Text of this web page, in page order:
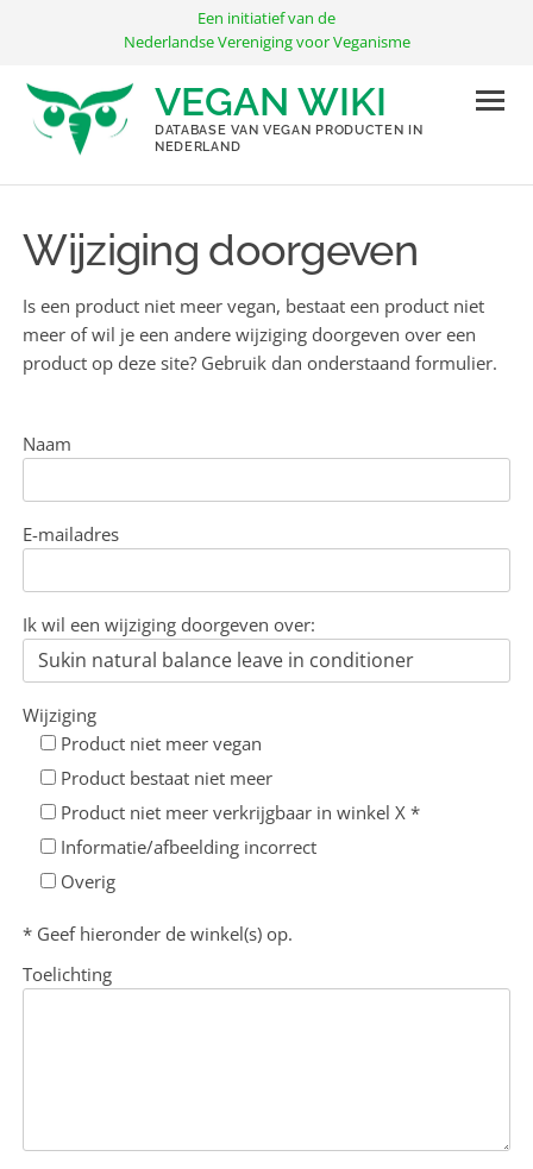
inhoud
Een initiatief van de
Nederlandse Vereniging voor Veganisme
VEGAN WIKI
DATABASE VAN VEGAN PRODUCTEN IN
NEDERLAND
Wijziging doorgeven
Is een product niet meer vegan, bestaat een product niet
meer of wil je een andere wijziging doorgeven over een
product op deze site? Gebruik dan onderstaand formulier.
Naam
E-mailadres
Ik wil een wijziging doorgeven over:
Wijziging
Product niet meer vegan
Product bestaat niet meer
Product niet meer verkrijgbaar in winkel X *
Informatie/afbeelding incorrect
Overig
* Geef hieronder de winkel(s) op.
Toelichting